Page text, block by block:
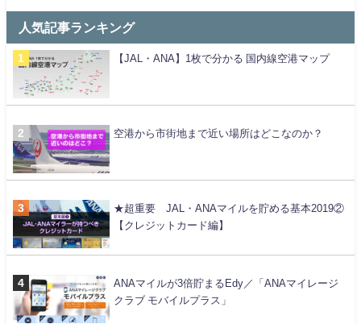
人気記事ランキング
【JAL・ANA】1枚で分かる 国内線空港マップ
空港から市街地まで近い場所はどこなのか？
★超重要 JAL・ANAマイルを貯める基本2019②
【クレジットカード編】
ANAマイルが3倍貯まるEdy／「ANAマイレージ
クラブ モバイルプラス」